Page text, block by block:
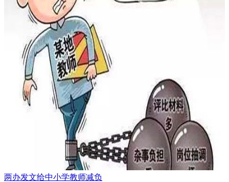
两办发文给中小学教师减负